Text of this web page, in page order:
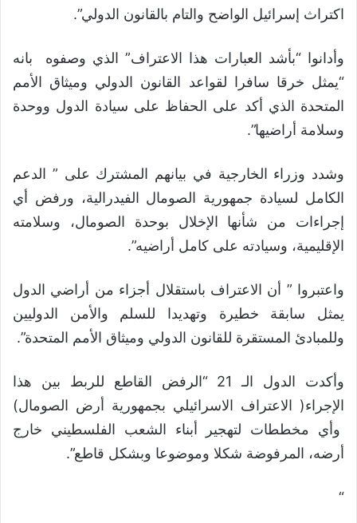
اكتراث إسرائيل الواضح والتام بالقانون الدولي”.
وأدانوا “بأشد العبارات هذا الاعتراف” الذي وصفوه بانه
“يمثل خرقا سافرا لقواعد القانون الدولي وميثاق الأمم
المتحدة الذي أكد على الحفاظ على سيادة الدول ووحدة
وسلامة أراضيها”.
وشدد وزراء الخارجية في بيانهم المشترك على ” الدعم
الكامل لسيادة جمهورية الصومال الفيدرالية، ورفض أي
إجراءات من شأنها الإخلال بوحدة الصومال، وسلامته
الإقليمية، وسيادته على كامل أراضيه”.
واعتبروا ” أن الاعتراف باستقلال أجزاء من أراضي الدول
يمثل سابقة خطيرة وتهديدا للسلم والأمن الدوليين
وللمبادئ المستقرة للقانون الدولي وميثاق الأمم المتحدة”.
وأكدت الدول الـ 21 “الرفض القاطع للربط بين هذا
الإجراء( الاعتراف الاسرائيلي بجمهورية أرض الصومال)
وأي مخططات لتهجير أبناء الشعب الفلسطيني خارج
أرضه، المرفوضة شكلا وموضوعا وبشكل قاطع”.
“